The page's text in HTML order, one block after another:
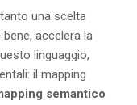
una scelta
accelera la
linguaggio,
il mapping
semantico